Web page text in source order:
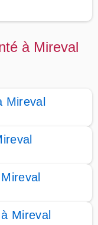
à Mireval
Mireval
Mireval